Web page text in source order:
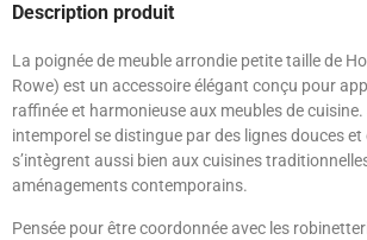
Description produit
La poignée de meuble arrondie petite taille de
Rowe) est un accessoire élégant conçu pour
raffinée et harmonieuse aux meubles de
intemporel se distingue par des lignes douces et
s’intègrent aussi bien aux cuisines
aménagements contemporains.
Pensée pour être coordonnée avec les